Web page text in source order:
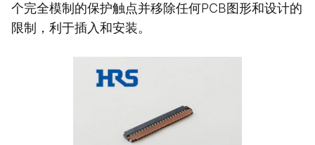
个完全模制的保护触点并移除任何PCB图形和设计的
限制，利于插入和安装。